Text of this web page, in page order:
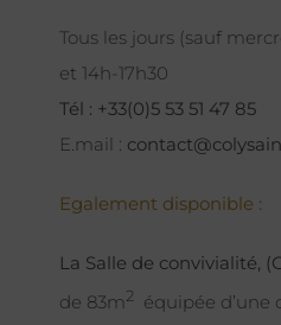
Tous les jours (sauf
et 14h-17h30
Tél : +33(0)5 53 51 47 85
E.mail :
Egalement disponible :
La Salle de convivialité,
de 83m2 équipée d’une